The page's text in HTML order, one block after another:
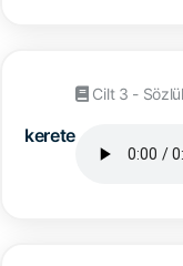
kerete
Cilt 3 -